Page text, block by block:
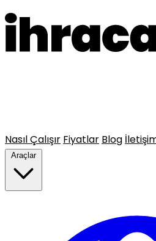
Nasıl Çalışır Fiyatlar Blog
Araçlar